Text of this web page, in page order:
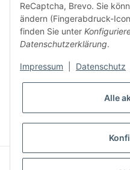
ReCaptcha, Brevo. Sie
ändern (Fingerabdruck-
finden Sie unter
Datenschutzerklärung.
Impressum Datenschutz
Alle
* Alle Preise inkl.
VERTRAG
© S u. K